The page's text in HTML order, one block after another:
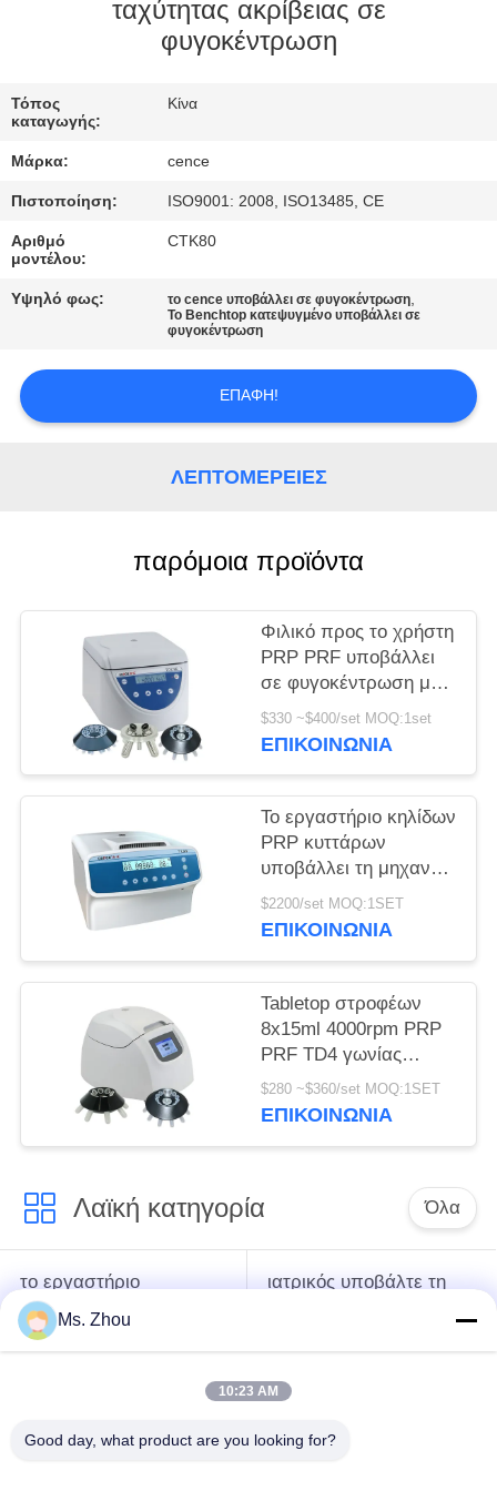
ΈΛΕΓΧΟΣ
ΠΟΙΌΤΗΤΑΣ
ΕΠΙΚΟΙΝΩΝΉΣΤΕ
ΜΑΖΊ
ΜΑΣ
ΕΙΔΉΣΕΙΣ
ΥΠΟΘΈΣΕΙΣ
VR
ταχύτητας ακρίβειας σε
φυγοκέντρωση
Τόπος
καταγωγής:
Κίνα
Μάρκα: cence
Πιστοποίηση: ISO9001: 2008, ISO13485, CE
Αριθμό
μοντέλου:
CTK80
Υψηλό φως: το cence υποβάλλει σε φυγοκέντρωση,
Το Benchtop κατεψυγμένο υποβάλλει σε
φυγοκέντρωση
ΕΠΑΦΉ!
ΛΕΠΤΟΜΈΡΕΙΕΣ
παρόμοια προϊόντα
Φιλικό προς το χρήστη
PRP PRF υποβάλλει
σε φυγοκέντρωση με
το μοναδικό
απορροφητή
$330 ~$400/set MOQ:1set
ΕΠΙΚΟΙΝΩΝΊΑ
Το εργαστήριο κηλίδων
PRP κυττάρων
υποβάλλει τη μηχανή
3000r/min σε
φυγοκέντρωση
$2200/set MOQ:1SET
ΕΠΙΚΟΙΝΩΝΊΑ
Tabletop στροφέων
8x15ml 4000rpm PRP
PRF TD4 γωνίας
αργόστροφο
υποβάλλει σε
$280 ~$360/set MOQ:1SET
ΕΠΙΚΟΙΝΩΝΊΑ
Λαϊκή κατηγορία Όλα
το εργαστήριο
υποβάλλει τη μηχανή
σε φυγοκέντρωση
ιατρικός υποβάλτε τη
σε φυγοκέντρωση
κατεψυγμένος
σε φυγοκέντρωση
Ms. Zhou
10:23 AM
Good day, what product are you looking for?